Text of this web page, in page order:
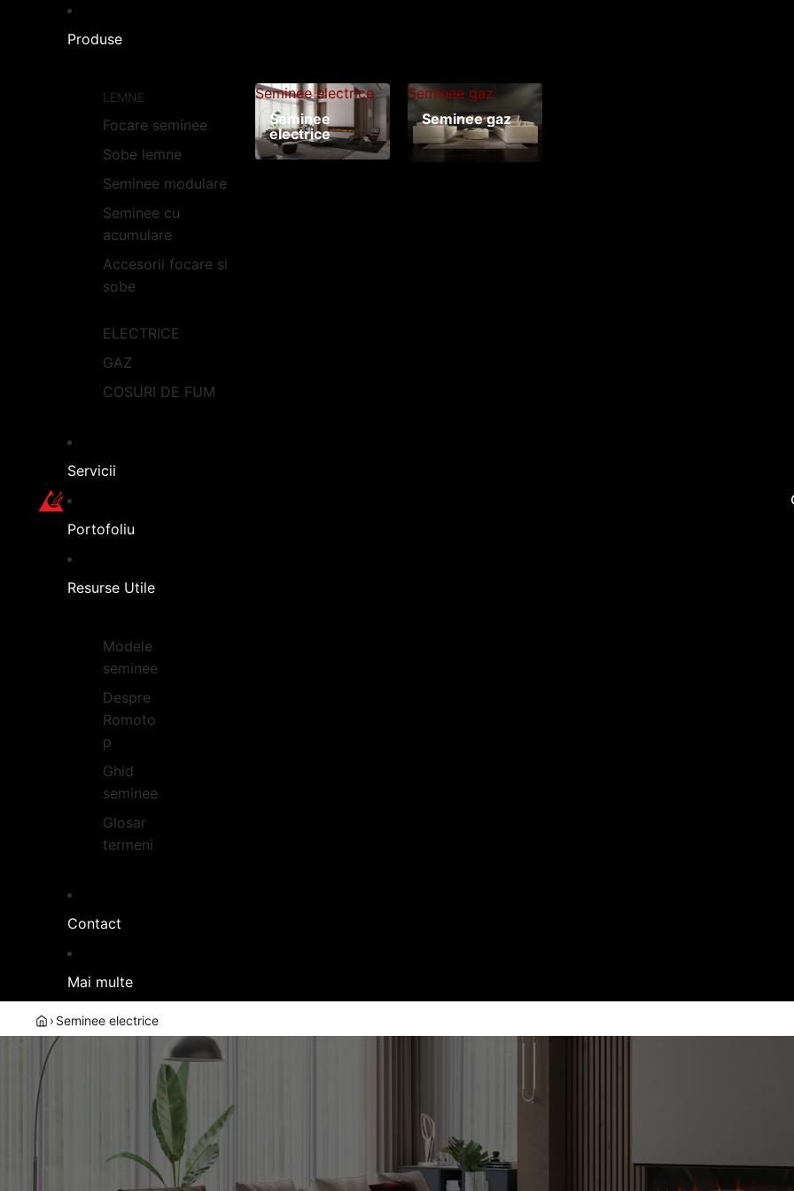
Produse
LEMNE
Focare seminee
Sobe lemne
Seminee modulare
Seminee cu
acumulare
Accesorii focare si
sobe
ELECTRICE
GAZ
COSURI DE FUM
Seminee electrice
Seminee
electrice
Seminee gaz
Seminee gaz
Servicii
Portofoliu
Resurse Utile
Modele
seminee
Despre
Romoto
p
Ghid
seminee
Glosar
termeni
Contact
Mai multe
› Seminee electrice
SEMINEE ELECTRICE - FLACARA REALISTA, FARA
instalare simpla in apartament, casa sau spatiu
Efect de flacara realist Montaj fara lucrari